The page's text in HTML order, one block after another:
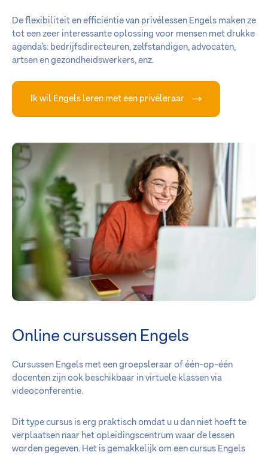
De flexibiliteit en efficiëntie van privélessen Engels maken ze
tot een zeer interessante oplossing voor mensen met drukke
agenda’s: bedrijfsdirecteuren, zelfstandigen, advocaten,
artsen en gezondheidswerkers, enz.
Ik wil Engels leren met een privéleraar
Online cursussen Engels
Cursussen Engels met een groepsleraar of één-op-één
docenten zijn ook beschikbaar in virtuele klassen via
videoconferentie.
Dit type cursus is erg praktisch omdat u u dan niet hoeft te
verplaatsen naar het opleidingscentrum waar de lessen
worden gegeven. Het is gemakkelijk om een cursus Engels